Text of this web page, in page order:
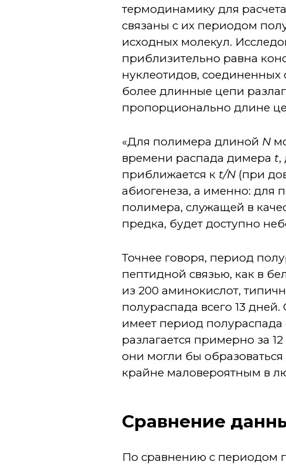
термодинамику для
связаны с их периодом
исходных молекул.
приблизительно равна
нуклеотидов,
более длинные цепи
пропорционально длине
«Для полимера длиной N
времени распада димера t,
приближается к t/N (при
абиогенеза, а именно: для
полимера, служащей в
предка, будет доступно
Точнее говоря, период
пептидной связью, как в
из 200 аминокислот,
полураспада всего 13
имеет период полураспада
разлагается примерно за
они могли бы образоваться
крайне маловероятным в
Сравнение
По сравнению с периодом